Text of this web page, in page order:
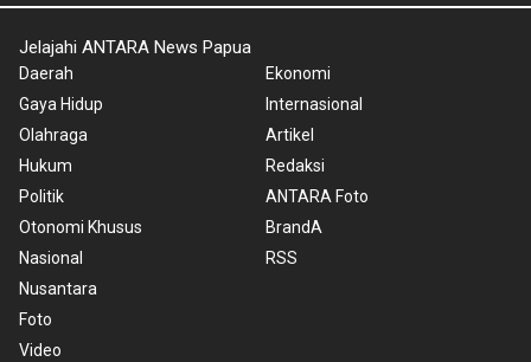
Jelajahi ANTARA News Papua
Daerah
Gaya Hidup
Olahraga
Hukum
Politik
Otonomi Khusus
Nasional
Nusantara
Foto
Video
Ekonomi
Internasional
Artikel
Redaksi
ANTARA Foto
BrandA
RSS